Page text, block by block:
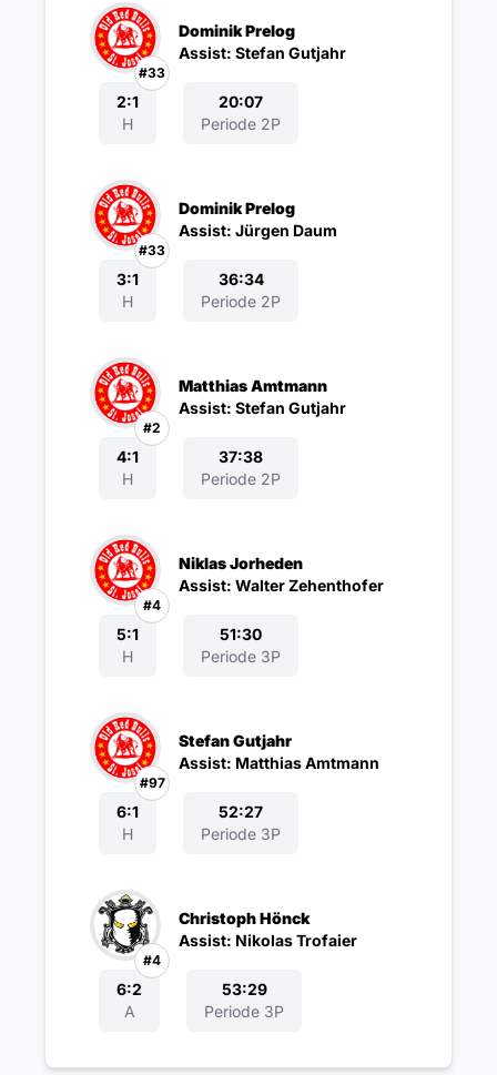
#33
Dominik Prelog
Assist: Stefan Gutjahr
2:1
H
20:07
Periode 2P
#33
Dominik Prelog
Assist: Jürgen Daum
3:1
H
36:34
Periode 2P
#2
Matthias Amtmann
Assist: Stefan Gutjahr
4:1
H
37:38
Periode 2P
#4
Niklas Jorheden
Assist: Walter Zehenthofer
5:1
H
51:30
Periode 3P
#97
Stefan Gutjahr
Assist: Matthias Amtmann
6:1
H
52:27
Periode 3P
#4
Christoph Hönck
Assist: Nikolas Trofaier
6:2
A
53:29
Periode 3P